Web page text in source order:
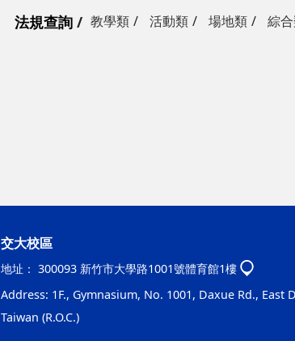
法規查詢 教學類 活動類 場地類 綜
交大校區
地址： 300093 新竹市大學路1001號體育館1樓
Address: 1F., Gymnasium, No. 1001, Daxue Rd., East
Taiwan (R.O.C.)